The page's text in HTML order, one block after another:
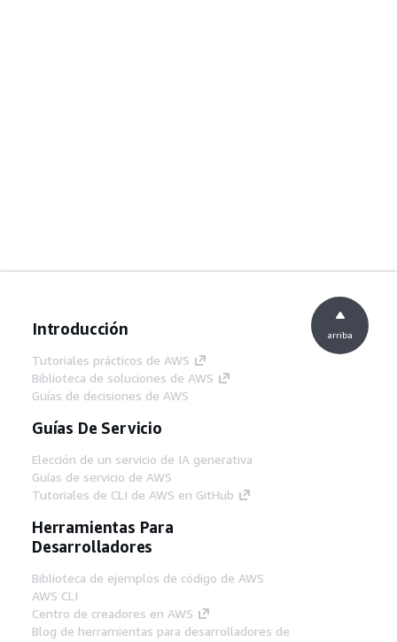
Introducción
Tutoriales prácticos de AWS
Biblioteca de soluciones de AWS
Guías de decisiones de AWS
Guías De Servicio
Elección de un servicio de IA generativa
Guías de servicio de AWS
Tutoriales de CLI de AWS en GitHub
Herramientas Para
Desarrolladores
Biblioteca de ejemplos de código de AWS
AWS CLI
Centro de creadores en AWS
Blog de herramientas para desarrolladores de
arriba